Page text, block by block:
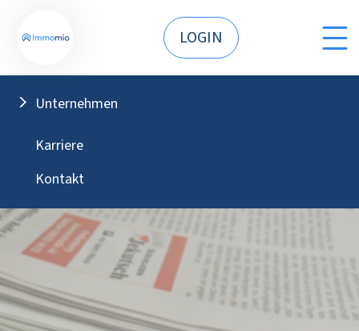
Unternehmen
Karriere
Kontakt
LOGIN